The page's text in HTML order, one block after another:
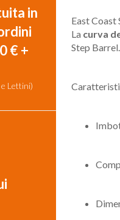
in
€ +
Lettini)
East
La curva
Step Barrel.